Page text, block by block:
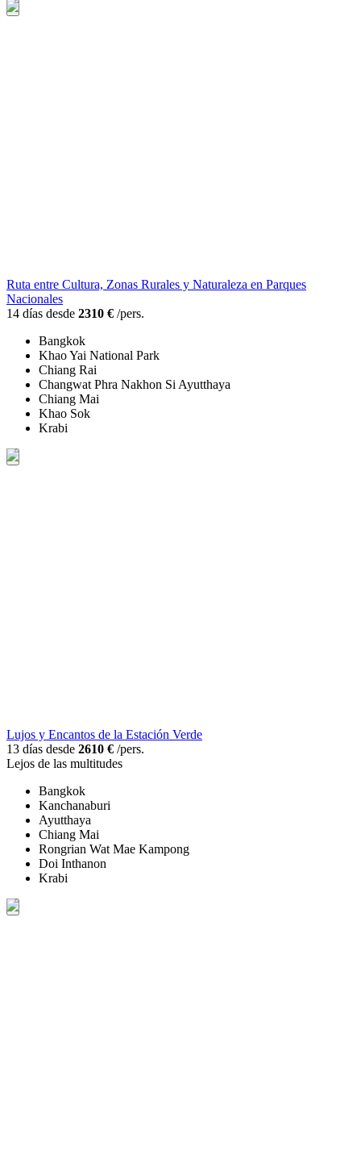
Ruta entre Cultura, Zonas Rurales y Naturaleza en Parques
Nacionales
14 días desde 2310 € /pers.
Bangkok
Khao Yai National Park
Chiang Rai
Changwat Phra Nakhon Si Ayutthaya
Chiang Mai
Khao Sok
Krabi
Lujos y Encantos de la Estación Verde
13 días desde 2610 € /pers.
Lejos de las multitudes
Bangkok
Kanchanaburi
Ayutthaya
Chiang Mai
Rongrian Wat Mae Kampong
Doi Inthanon
Krabi